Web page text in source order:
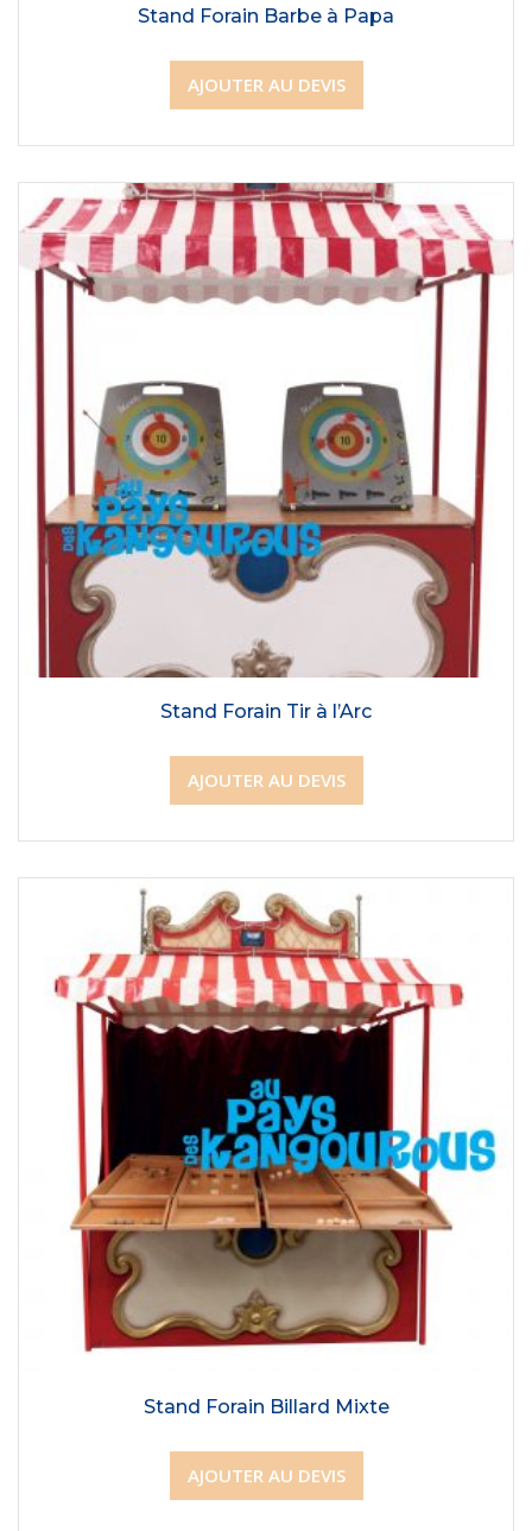
Stand Forain Barbe à Papa
AJOUTER AU DEVIS
Stand Forain Tir à l’Arc
AJOUTER AU DEVIS
Stand Forain Billard Mixte
AJOUTER AU DEVIS